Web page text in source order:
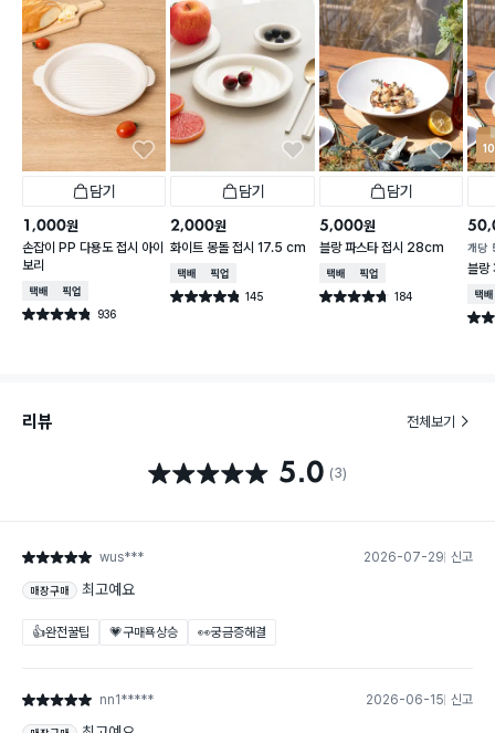
담기
1,000원
손잡이 PP 다용도 접시 아이
보리
택배배송매장픽업
별점 4.8점 936
건 작성
담기
2,000원
화이트 몽돌 접시 17.5 cm
택배배송매장픽업
별점 4.8점 145
건 작성
담기
5,000원
블랑 파스타 접시 28cm
택배배송매장픽업
별점 4.7점 184
건 작성
개당
블랑
택배
별점
리뷰 전체보기
별점 5.0점 5.0 (3)
별점 5점 wus*** 2026-07-29 신고
매장구매 최고예요
👍완전꿀팁 💗구매욕상승 👀궁금증해결
별점 5점 nn1***** 2026-06-15 신고